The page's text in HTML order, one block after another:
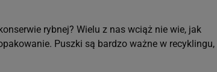
rybnej? Wielu z nas wciąż nie wie, jak
Puszki są bardzo ważne w recyklingu,